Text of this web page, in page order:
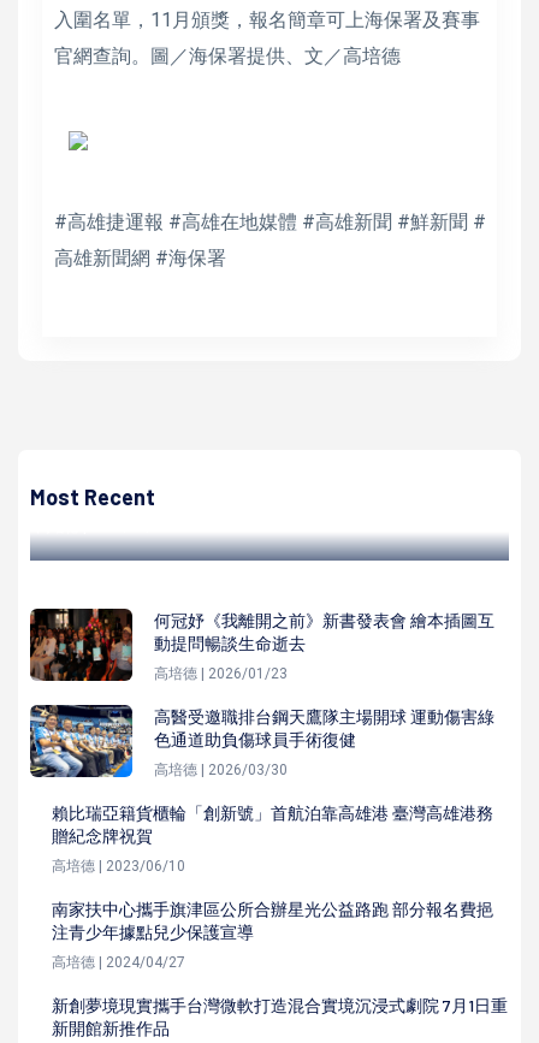
入圍名單，11月頒獎，報名簡章可上海保署及賽事
官網查詢。圖／海保署提供、文／高培德
#高雄捷運報 #高雄在地媒體 #高雄新聞 #鮮新聞 #
高雄新聞網 #海保署
Most Recent
處 籲市民落實巡倒清刷
何冠妤《我離開之前》新書發表會 繪本插圖互
動提問暢談生命逝去
高培德 | 2026/01/23
高醫受邀職排台鋼天鷹隊主場開球 運動傷害綠
色通道助負傷球員手術復健
高培德 | 2026/03/30
賴比瑞亞籍貨櫃輪「創新號」首航泊靠高雄港 臺灣高雄港務
贈紀念牌祝賀
高培德 | 2023/06/10
南家扶中心攜手旗津區公所合辦星光公益路跑 部分報名費挹
注青少年據點兒少保護宣導
高培德 | 2024/04/27
新創夢境現實攜手台灣微軟打造混合實境沉浸式劇院 7月1日重
新開館新推作品